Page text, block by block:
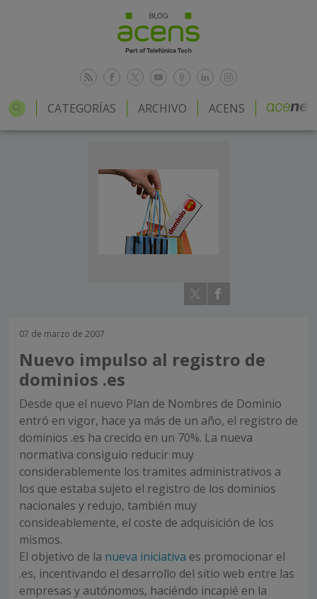
CATEGORÍAS ARCHIVO ACENS
07 de marzo de 2007
Nuevo impulso al registro de
dominios .es
Desde que el nuevo Plan de Nombres de Dominio
entró en vigor, hace ya más de un año, el registro de
dominios .es ha crecido en un 70%. La nueva
normativa consiguio reducir muy
considerablemente los tramites administrativos a
los que estaba sujeto el registro de los dominios
nacionales y redujo, también muy
consideablemente, el coste de adquisición de los
mismos.
El objetivo de la nueva iniciativa es promocionar el
.es, incentivando el desarrollo del sitio web entre las
empresas y autónomos, haciéndo incapié en la